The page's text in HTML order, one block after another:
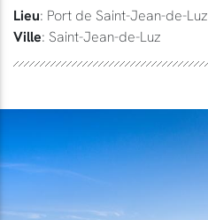
Lieu: Port de Saint-Jean-de-Luz
Ville: Saint-Jean-de-Luz